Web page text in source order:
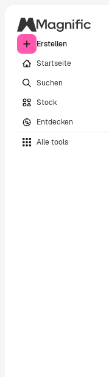
Erstellen
Startseite
Suchen
Stock
Entdecken
Alle tools